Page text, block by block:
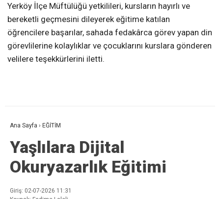
Yerköy İlçe Müftülüğü yetkilileri, kursların hayırlı ve
bereketli geçmesini dileyerek eğitime katılan
öğrencilere başarılar, sahada fedakârca görev yapan din
görevlilerine kolaylıklar ve çocuklarını kurslara gönderen
velilere teşekkürlerini iletti.
Ana Sayfa › EĞİTİM
Yaşlılara Dijital
Okuryazarlık Eğitimi
Giriş: 02-07-2026 11:31